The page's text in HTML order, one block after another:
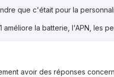
que c'était pour la
améliore la batterie, l'APN, les
avoir des réponses